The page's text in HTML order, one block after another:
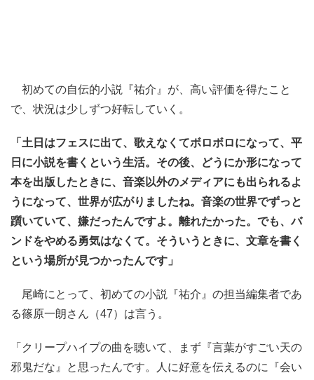
初めての自伝的小説『祐介』が、高い評価を得たこと
で、状況は少しずつ好転していく。
「土日はフェスに出て、歌えなくてボロボロになって、平
日に小説を書くという生活。その後、どうにか形になって
本を出版したときに、音楽以外のメディアにも出られるよ
うになって、世界が広がりましたね。音楽の世界でずっと
躓いていて、嫌だったんですよ。離れたかった。でも、バ
ンドをやめる勇気はなくて。そういうときに、文章を書く
という場所が見つかったんです」
尾崎にとって、初めての小説『祐介』の担当編集者であ
る篠原一朗さん（47）は言う。
「クリープハイプの曲を聴いて、まず『言葉がすごい天の
邪鬼だな』と思ったんです。人に好意を伝えるのに『会い